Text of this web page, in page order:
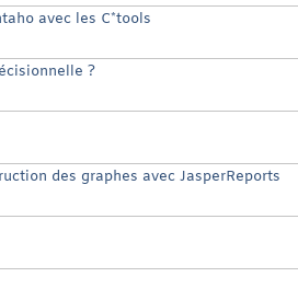
avec les C*tools
?
des graphes avec JasperReports